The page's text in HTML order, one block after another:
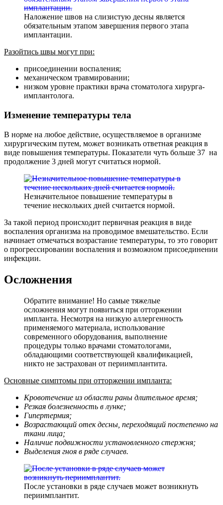
Наложение швов на слизистую десны является
обязательным этапом завершения первого этапа
имплантации.
Разойтись швы могут при:
присоединении воспаления;
механическом травмировании;
низком уровне практики врача стоматолога хирурга-
имплантолога.
Изменение температуры тела
В норме на любое действие, осуществляемое в организме
хирургическим путем, может возникать ответная реакция в
виде повышения температуры. Показатели чуть больше 37 на
продолжение 3 дней могут считаться нормой.
Незначительное повышение температуры в
течение нескольких дней считается нормой.
За такой период происходит первичная реакция в виде
воспаления организма на проводимое вмешательство. Если
начинает отмечаться возрастание температуры, то это говорит
о прогрессировании воспаления и возможном присоединении
инфекции.
Осложнения
Обратите внимание! Но самые тяжелые
осложнения могут появиться при отторжении
импланта. Несмотря на низкую аллергенность
применяемого материала, использование
современного оборудования, выполнение
процедуры только врачами стоматологами,
обладающими соответствующей квалификацией,
никто не застрахован от периимплантита.
Основные симптомы при отторжении импланта:
Кровотечение из области раны длительное время;
Резкая болезненность в лунке;
Гипертермия;
Возрастающий отек десны, переходящий постепенно на
ткани лица;
Наличие подвижности установленного стержня;
Выделения гноя в ряде случаев.
После установки в ряде случаев может возникнуть
периимплантит.